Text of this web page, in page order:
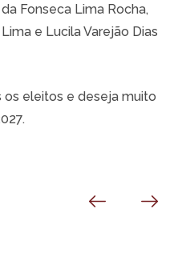
Fonseca Lima Rocha,
e Lucila Varejão Dias
os eleitos e deseja muito